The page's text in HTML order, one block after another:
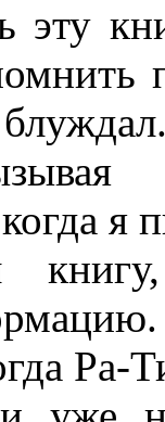
эту
я